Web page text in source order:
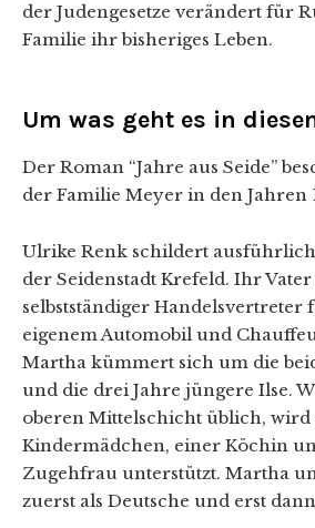
der Judengesetze verändert für
Familie ihr bisheriges Leben.
Um was geht es in
Der Roman “Jahre aus Seide”
der Familie Meyer in den Jahren
Ulrike Renk schildert
der Seidenstadt Krefeld. Ihr
selbstständiger Handelsvertreter
eigenem Automobil und
Martha kümmert sich um die
und die drei Jahre jüngere Ilse.
oberen Mittelschicht üblich, wird
Kindermädchen, einer Köchin
Zugehfrau unterstützt. Martha
zuerst als Deutsche und erst